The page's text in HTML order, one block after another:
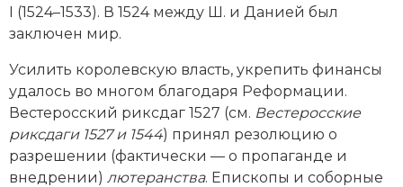
I (1524–1533). В 1524 между Ш. и Данией был
заключен мир.
Усилить королевскую власть, укрепить финансы
удалось во многом благодаря Реформации.
Вестеросский риксдаг 1527 (см. Вестеросские
риксдаги 1527 и 1544) принял резолюцию о
разрешении (фактически — о пропаганде и
внедрении) лютеранства. Епископы и соборные